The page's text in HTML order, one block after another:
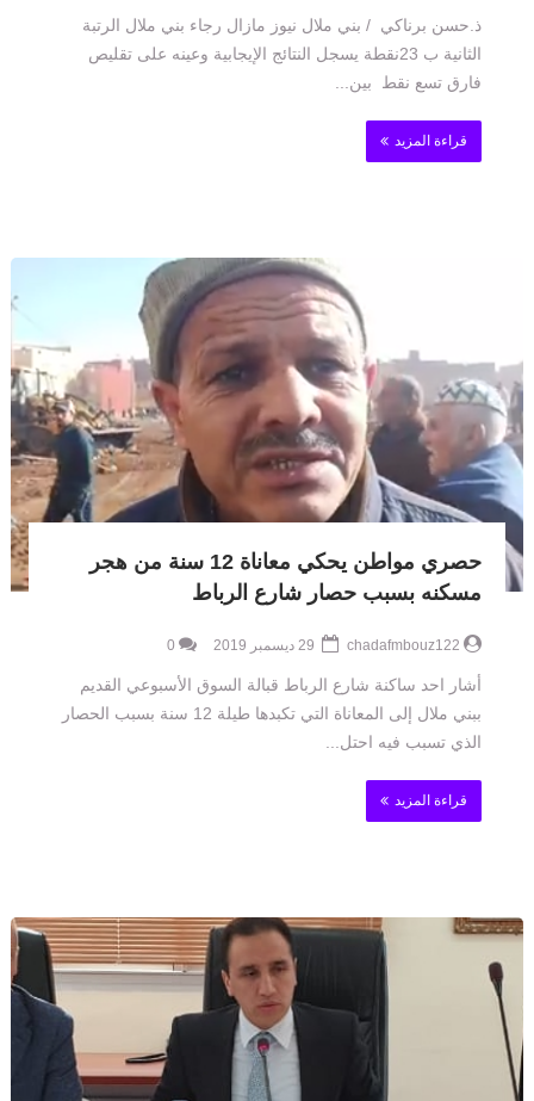
ذ.حسن برناكي / بني ملال نيوز مازال رجاء بني ملال الرتبة
الثانية ب 23نقطة يسجل النتائج الإيجابية وعينه على تقليص
فارق تسع نقط بين...
قراءة المزيد
حصري مواطن يحكي معاناة 12 سنة من هجر
مسكنه بسبب حصار شارع الرباط
chadafmbouz122
0
أشار احد ساكنة شارع الرباط قبالة السوق الأسبوعي القديم
ببني ملال إلى المعاناة التي تكبدها طيلة 12 سنة بسبب الحصار
الذي تسبب فيه احتل...
قراءة المزيد